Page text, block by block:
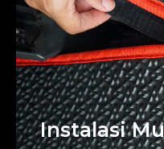
Instalasi